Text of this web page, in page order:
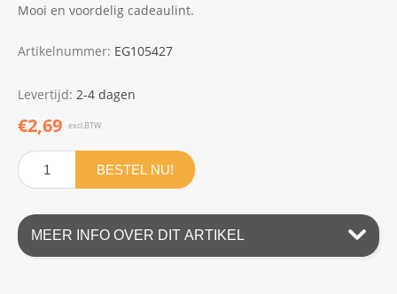
Mooi en voordelig cadeaulint.
Artikelnummer: EG105427
Levertijd: 2-4 dagen
€2,69 excl.BTW
BESTEL NU!
MEER INFO OVER DIT ARTIKEL